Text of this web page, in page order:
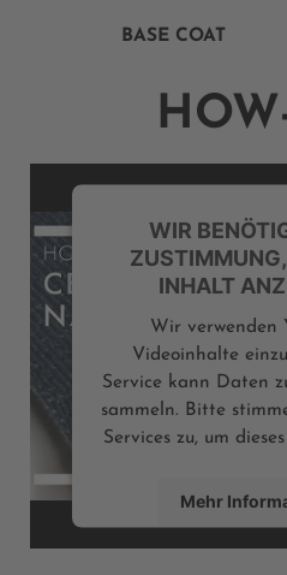
BASE COAT
WIR
INHALT
Wir verwenden
Videoinhalte
Service kann Daten
sammeln. Bitte
Services zu, um
Mehr